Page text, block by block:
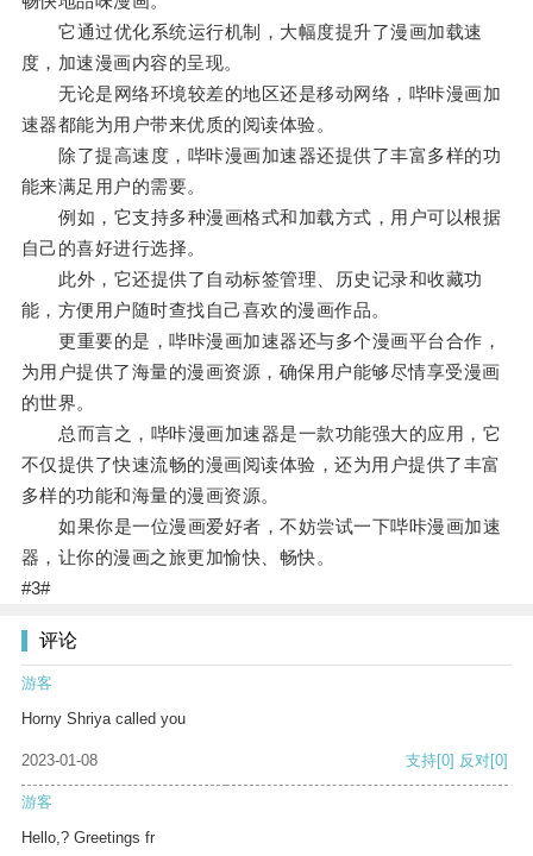
它通过优化系统运行机制，大幅度提升了漫画加载速
度，加速漫画内容的呈现。
无论是网络环境较差的地区还是移动网络，哔咔漫画加
速器都能为用户带来优质的阅读体验。
除了提高速度，哔咔漫画加速器还提供了丰富多样的功
能来满足用户的需要。
例如，它支持多种漫画格式和加载方式，用户可以根据
自己的喜好进行选择。
此外，它还提供了自动标签管理、历史记录和收藏功
能，方便用户随时查找自己喜欢的漫画作品。
更重要的是，哔咔漫画加速器还与多个漫画平台合作，
为用户提供了海量的漫画资源，确保用户能够尽情享受漫画
的世界。
总而言之，哔咔漫画加速器是一款功能强大的应用，它
不仅提供了快速流畅的漫画阅读体验，还为用户提供了丰富
多样的功能和海量的漫画资源。
如果你是一位漫画爱好者，不妨尝试一下哔咔漫画加速
器，让你的漫画之旅更加愉快、畅快。
#3#
评论
游客
Horny Shriya called you
2023-01-08 支持[0] 反对[0]
游客
Hello,? Greetings fr